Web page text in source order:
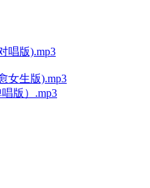
唱版).mp3
女生版).mp3
版）.mp3